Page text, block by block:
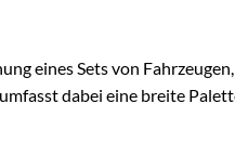
eines Sets von
dabei eine breite